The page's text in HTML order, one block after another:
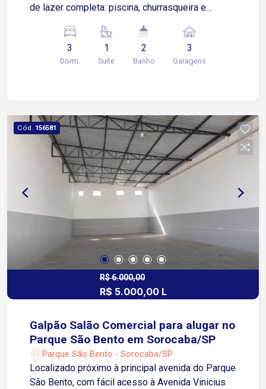
de lazer completa: piscina, churrasqueira e
cobertas.
3
Dorm.
1
Suite
2
Banho
3
Garagens
Cód. 156581
R$ 6.000,00
R$ 5.000,00 L
Galpão Salão Comercial para alugar no
Parque São Bento em Sorocaba/SP
Parque São Bento - Sorocaba/SP
Localizado próximo à principal avenida do Parque
São Bento, com fácil acesso à Avenida Vinicius